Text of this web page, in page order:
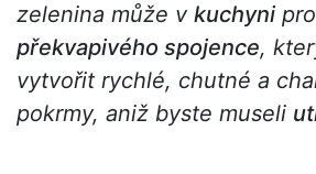
zelenina může v kuchyni
překvapivého spojence,
vytvořit rychlé, chutné a
pokrmy, aniž byste museli